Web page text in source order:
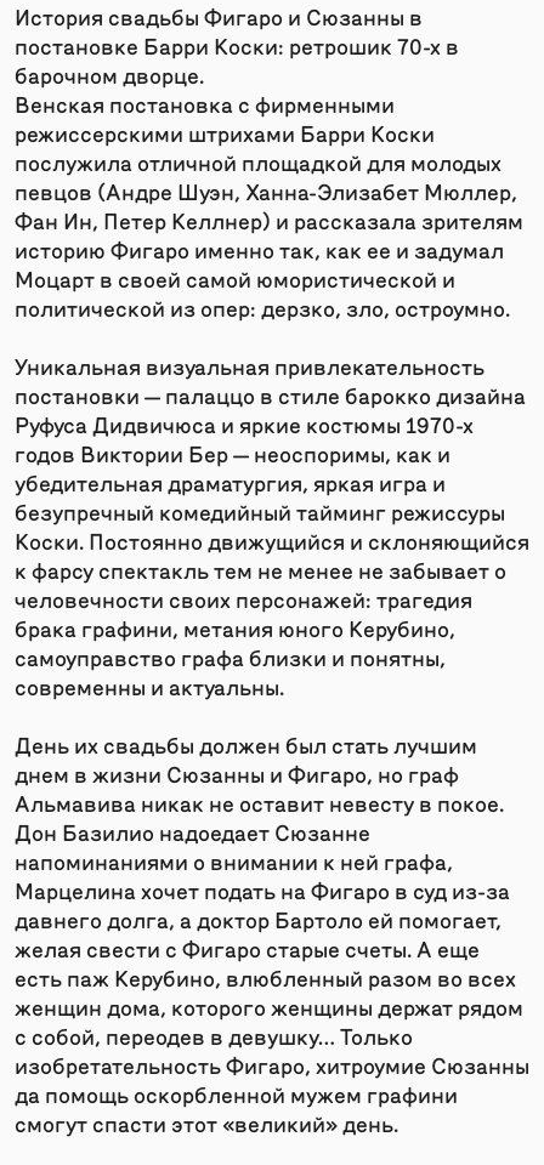
История свадьбы Фигаро и Сюзанны в
постановке Барри Коски: ретрошик 70-х в
барочном дворце.
Венская постановка с фирменными
режиссерскими штрихами Барри Коски
послужила отличной площадкой для молодых
певцов (Андре Шуэн, Ханна-Элизабет Мюллер,
Фан Ин, Петер Келлнер) и рассказала зрителям
историю Фигаро именно так, как ее и задумал
Моцарт в своей самой юмористической и
политической из опер: дерзко, зло, остроумно.
Уникальная визуальная привлекательность
постановки — палаццо в стиле барокко дизайна
Руфуса Дидвичюса и яркие костюмы 1970-х
годов Виктории Бер — неоспоримы, как и
убедительная драматургия, яркая игра и
безупречный комедийный тайминг режиссуры
Коски. Постоянно движущийся и склоняющийся
к фарсу спектакль тем не менее не забывает о
человечности своих персонажей: трагедия
брака графини, метания юного Керубино,
самоуправство графа близки и понятны,
современны и актуальны.
День их свадьбы должен был стать лучшим
днем в жизни Сюзанны и Фигаро, но граф
Альмавива никак не оставит невесту в покое.
Дон Базилио надоедает Сюзанне
напоминаниями о внимании к ней графа,
Марцелина хочет подать на Фигаро в суд из-за
давнего долга, а доктор Бартоло ей помогает,
желая свести с Фигаро старые счеты. А еще
есть паж Керубино, влюбленный разом во всех
женщин дома, которого женщины держат рядом
с собой, переодев в девушку… Только
изобретательность Фигаро, хитроумие Сюзанны
да помощь оскорбленной мужем графини
смогут спасти этот «великий» день.